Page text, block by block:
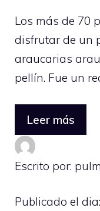
Los más de 70
disfrutar de un
araucarias
pellín. Fue un
Leer más
Escrito por:
Publicado el dia: